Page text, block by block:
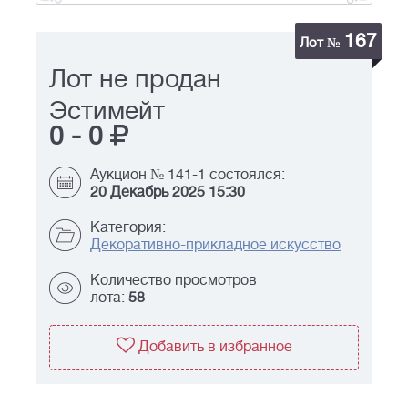
Лот № 167
Лот не продан
Эстимейт
0 - 0
Аукцион № 141-1 состоялся:
20 Декабрь 2025 15:30
Категория:
Декоративно-прикладное искусство
Количество просмотров
лота: 58
Добавить в избранное